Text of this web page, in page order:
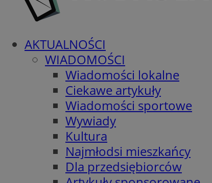
AKTUALNOŚCI
WIADOMOŚCI
Wiadomości lokalne
Ciekawe artykuły
Wiadomości sportowe
Wywiady
Kultura
Najmłodsi mieszkańcy
Dla przedsiębiorców